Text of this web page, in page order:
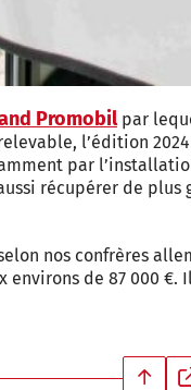
Promobilpar
l’édition
par
récupérer de
nos confrères
de 87 000 €.